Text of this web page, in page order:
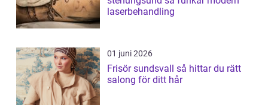
laserbehandling
01 juni 2026
Frisör sundsvall så hittar du rätt
salong för ditt hår